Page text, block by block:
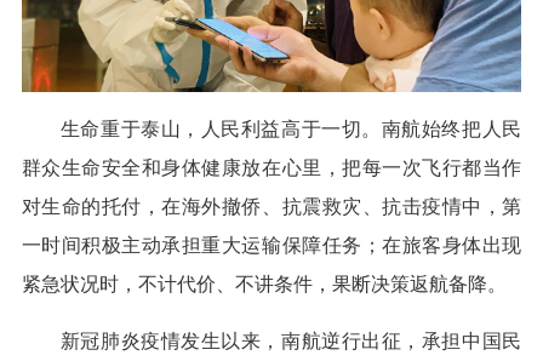
生命重于泰山，人民利益高于一切。南航始终把人民
群众生命安全和身体健康放在心里，把每一次飞行都当作
对生命的托付，在海外撤侨、抗震救灾、抗击疫情中，第
一时间积极主动承担重大运输保障任务；在旅客身体出现
紧急状况时，不计代价、不讲条件，果断决策返航备降。
新冠肺炎疫情发生以来，南航逆行出征，承担中国民